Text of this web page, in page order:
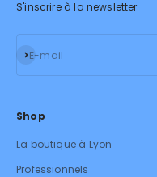
S'inscrire à la newsletter
E-mail
S'inscrire
Shop
La boutique à Lyon
Professionnels